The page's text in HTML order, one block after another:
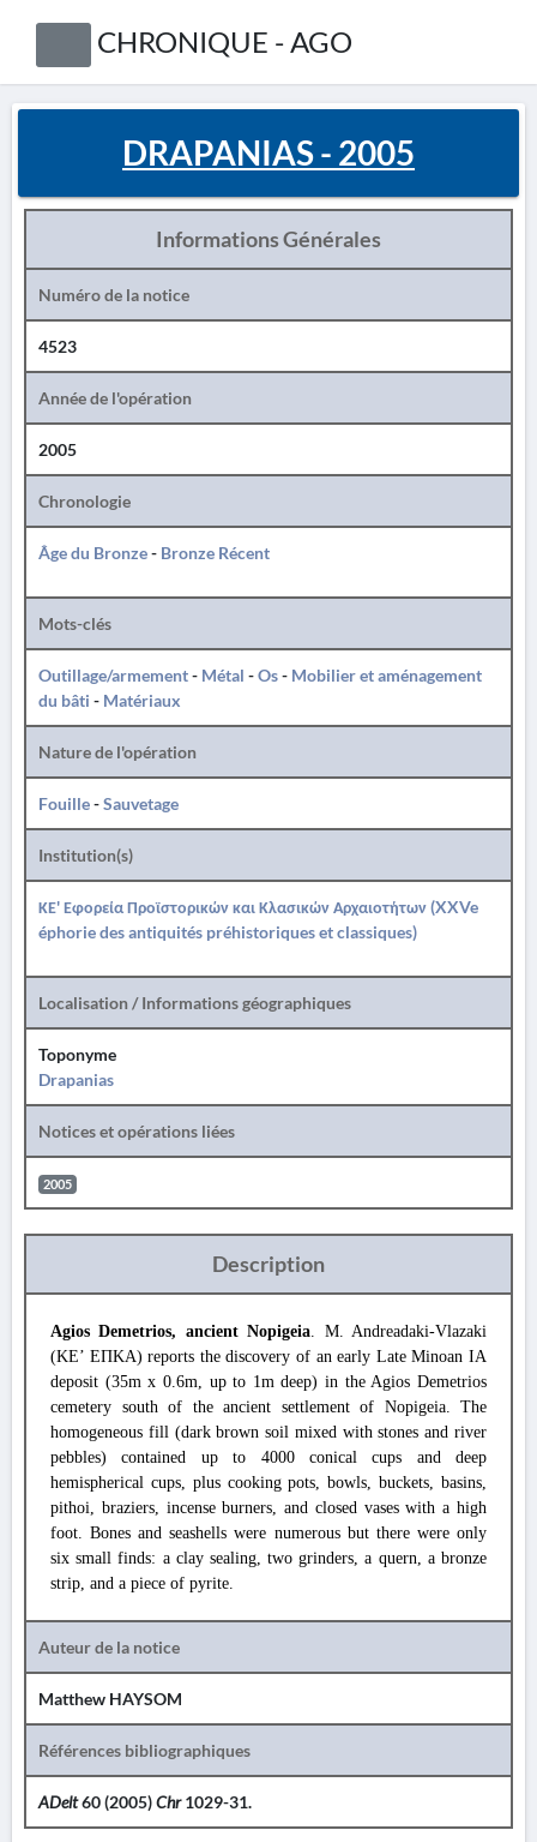
CHRONIQUE - AGO
DRAPANIAS - 2005
Informations Générales
Numéro de la notice
4523
Année de l'opération
2005
Chronologie
Âge du Bronze- Bronze Récent
Mots-clés
Outillage/armement- Métal -Os- Mobilier et aménagement
du bâti - Matériaux
Nature de l'opération
Fouille-Sauvetage
Institution(s)
ΚΕ' Εφορεία Προϊστορικών και Κλασικών Αρχαιοτήτων (XXVe
éphorie des antiquités préhistoriques et classiques)
Localisation / Informations géographiques
Toponyme
Drapanias
Notices et opérations liées
2005
Description
Agios Demetrios, ancient Nopigeia. M. Andreadaki-Vlazaki
(KE’ ΕΠΚΑ) reports the discovery of an early Late Minoan IA
deposit (35m x 0.6m, up to 1m deep) in the Agios Demetrios
cemetery south of the ancient settlement of Nopigeia. The
homogeneous fill (dark brown soil mixed with stones and river
pebbles) contained up to 4000 conical cups and deep
hemispherical cups, plus cooking pots, bowls, buckets, basins,
pithoi, braziers, incense burners, and closed vases with a high
foot. Bones and seashells were numerous but there were only
six small finds: a clay sealing, two grinders, a quern, a bronze
strip, and a piece of pyrite.
Auteur de la notice
Matthew HAYSOM
Références bibliographiques
ADelt60 (2005)Chr1029-31.